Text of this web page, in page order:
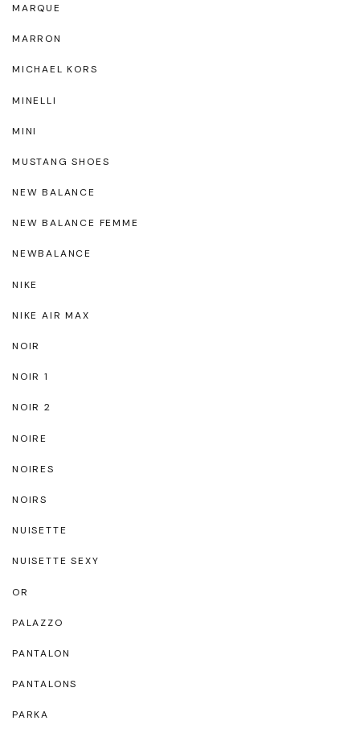
MARQUE
MARRON
MICHAEL KORS
MINELLI
MINI
MUSTANG SHOES
NEW BALANCE
NEW BALANCE FEMME
NEWBALANCE
NIKE
NIKE AIR MAX
NOIR
NOIR 1
NOIR 2
NOIRE
NOIRES
NOIRS
NUISETTE
NUISETTE SEXY
OR
PALAZZO
PANTALON
PANTALONS
PARKA